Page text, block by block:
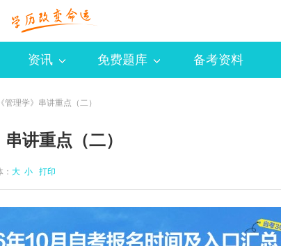
资讯 免费题库 备考资料
管理学》串讲重点（二）
讲重点（二）
大 小 打印